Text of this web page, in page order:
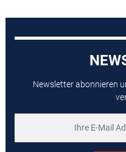
Newsletter abonnieren